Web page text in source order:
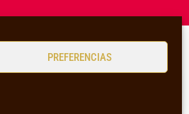
PREFERENCIAS